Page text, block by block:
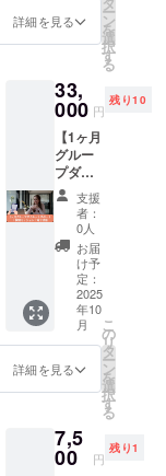
Zoomで
実施
（30
項： ・
採取し
たもの
を返信
用封筒
で研究
機関に
郵送し
ていた
だきま
す。 ・
解析結
果は郵
送後１
～２ヶ
ますの
で、そ
ドバイ
スの日
程を相
のサ
ポート
１回
３ヶ月
のカウ
ンセリ
ング付
き！計
６ヶ月
で痩せ
る食べ
方を習
慣化し
ます。
電子書
籍も合
わせて
しま
す。 提
法：
Zoom
セッ
レスへ
送は書
籍完成
後
（2025
年10月
予定）
／国内
発送限
お礼
意事
項：発
送は書
籍完成
後（10
月中旬
予定）
を予定
してい
ます。
配送先
の情報
にお間
違いが
ないよ
うご注
意くだ
ご自身
用はも
ちろ
座の受
講生さ
んやお
友だち
へのプ
レゼン
トにも
ご活用
いただ
けま
す。さ
らに、
山本と
の60分
の個別
セッ
ション
の悩み
相談
や、こ
詳細を見る ー
ン
を
選
択
す
る
33,
000 円
残り10
【1ヶ月
グルー
プダイ
エット
サポー
ト＋個
別セッ
ショ
ン】 食
べ痩せ
メソッ
ドを1ヶ
月で実
践でき
る短期
集中プ
ムで
す。グ
ループ
支援
者：
0人
お届
け予
定：
2025
年10
月
詳細を見る
こ
の
リ
タ
ー
ン
を
選
択
す
る
7,5
00 円
残り1